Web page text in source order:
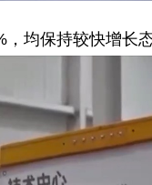
均保持较快增长态